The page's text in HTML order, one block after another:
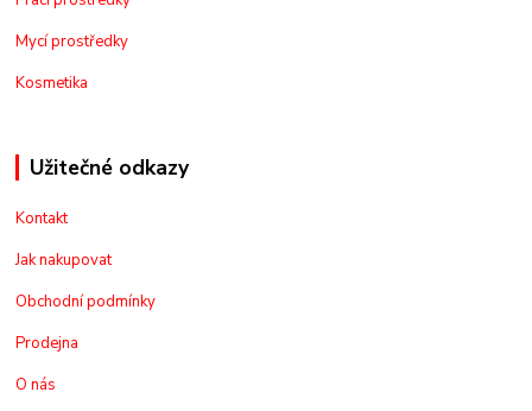
Mycí prostředky
Kosmetika
Užitečné odkazy
Kontakt
Jak nakupovat
Obchodní podmínky
Prodejna
O nás